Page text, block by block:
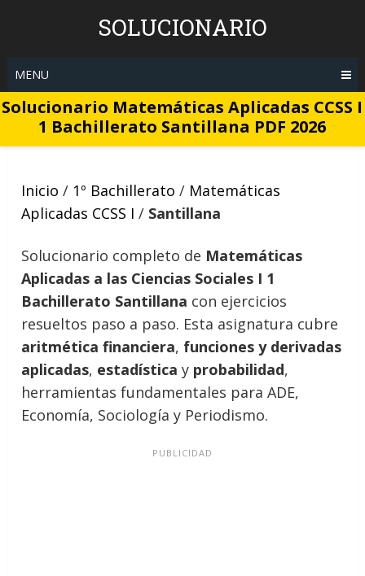
SOLUCIONARIO
MENU
Solucionario Matemáticas Aplicadas CCSS I
1 Bachillerato Santillana PDF 2026
Inicio / 1º Bachillerato / Matemáticas
Aplicadas CCSS I / Santillana
Solucionario completo de Matemáticas
Aplicadas a las Ciencias Sociales I 1
Bachillerato Santillana con ejercicios
resueltos paso a paso. Esta asignatura cubre
aritmética financiera, funciones y derivadas
aplicadas, estadística y probabilidad,
herramientas fundamentales para ADE,
Economía, Sociología y Periodismo.